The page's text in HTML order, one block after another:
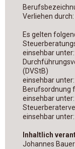
Verliehen
Es gelten
einsehbar
(DVStB)
einsehbar
Berufsordnung
einsehbar
einsehbar
Inhaltlich
Johannes Bauer